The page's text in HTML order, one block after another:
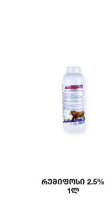
Რუმიფოსი 2.5%
1ლ